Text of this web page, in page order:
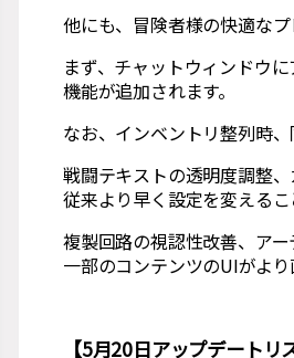
他にも、冒険者様の快適な
まず、チャットウィンドウ
機能が追加されます。
なお、インベントリ整列時
戦闘テキストの透明度調整
従来より早く設定を変えるこ
複製回路の視認性改善、ア
一部のコンテンツのUIがよ
【5月20日アップデートリ